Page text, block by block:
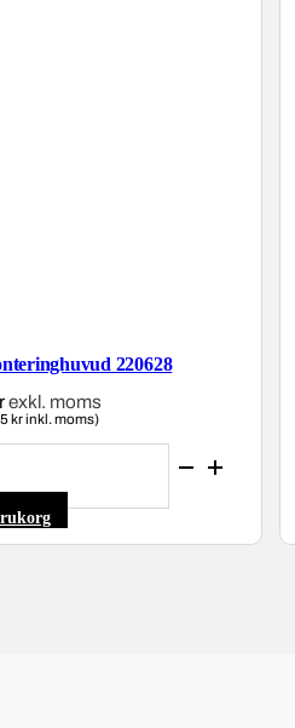
220628
exkl. moms
kr inkl. moms)